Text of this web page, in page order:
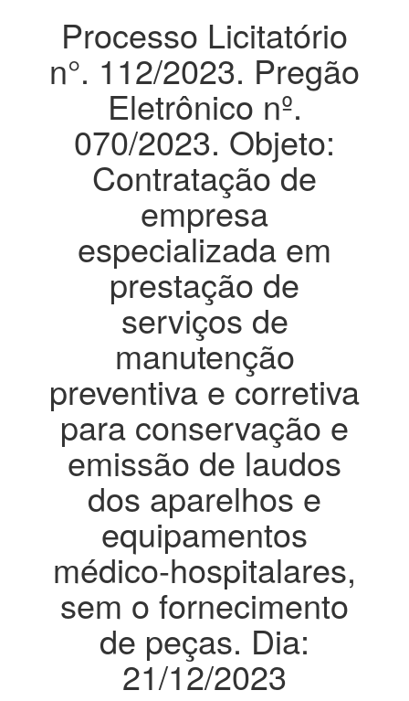
Processo Licitatório
n°. 112/2023. Pregão
Eletrônico nº.
070/2023. Objeto:
Contratação de
empresa
especializada em
prestação de
serviços de
manutenção
preventiva e corretiva
para conservação e
emissão de laudos
dos aparelhos e
equipamentos
médico-hospitalares,
sem o fornecimento
de peças. Dia:
21/12/2023